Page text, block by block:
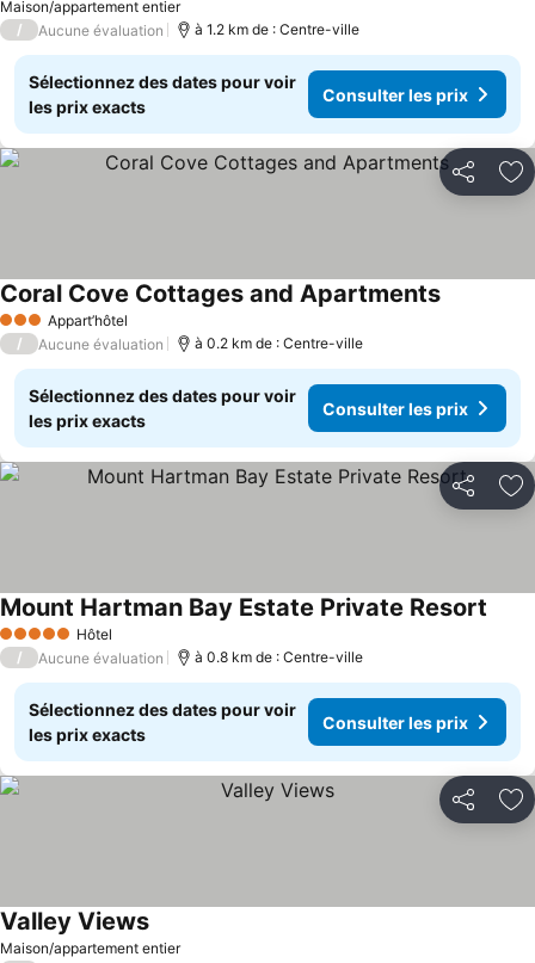
Maison/appartement entier
/ Aucune évaluation à 1.2 km de : Centre-ville
Sélectionnez des dates pour voir
les prix exacts
Consulter les prix
Partager
3 ÉtoilesAppart’hôtel
Coral Cove Cottages and Apartments
/ Aucune évaluation à 0.2 km de : Centre-ville
Sélectionnez des dates pour voir
les prix exacts
Consulter les prix
Partager
5 Étoiles Hôtel
Mount Hartman Bay Estate Private Resort
/ Aucune évaluation à 0.8 km de : Centre-ville
Sélectionnez des dates pour voir
les prix exacts
Consulter les prix
Partager
Maison/appartement entier
Valley Views